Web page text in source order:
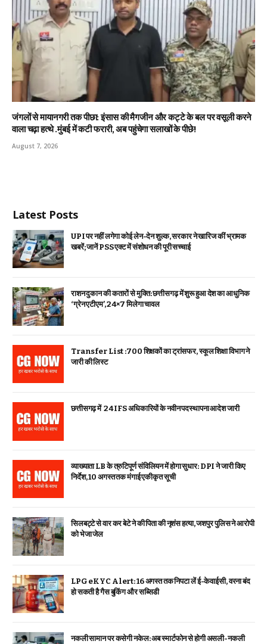
जंगलों से मायानगरी तक पीछा: इंसास की मैगजीन और कट्टे के बल पर वसूली करने
वाला चढ़ा हत्थे .मुंबई में कटी फरारी, अब पहुंचेगा सलाखों के पीछे!
August 7, 2026
Latest Posts
UPI पर नहीं लगेगा कोई लेन-देन शुल्क, सरकार ने खारिज कीं भ्रामक
खबरें; जानें PSS एक्ट में संशोधन की पूरी सच्चाई
राशन दुकान की कतारों से मुक्ति: छत्तीसगढ़ में शुरू हुआ देश का आधुनिक
‘ग्रेन एटीएम’, 24×7 मिलेगा चावल
Transfer List :700 शिक्षकों का ट्रांसफर, स्कूल शिक्षा विभाग ने
जारी की लिस्ट
छत्तीसगढ़ में 24 IFS अधिकारियों के नवीन पदस्थापना आदेश जारी
व्याख्याता LB के त्रुटिपूर्ण संविलियन में होगा सुधार: DPI ने जारी किए
निर्देश, 10 अगस्त तक मंगाई एकीकृत सूची
सिलबट्टे से वार कर बेटे ने की पिता की नृशंस हत्या, जशपुर पुलिस ने आरोपी
को भेजा जेल
LPG eKYC Alert: 16 अगस्त तक निपटा लें ई-केवाईसी, वरना बंद
हो सकती है गैस बुकिंग और सब्सिडी
नकली सामान पर कसेगी नकेल: अब स्मार्टफोन से होगी असली-नकली